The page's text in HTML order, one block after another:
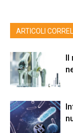
ARTICOLI
Il